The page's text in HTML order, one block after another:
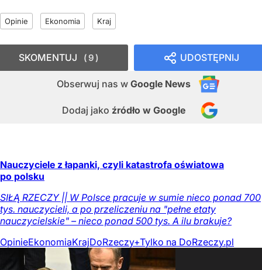
Opinie Ekonomia Kraj
UDOSTĘPNIJ
Obserwuj nas w Google News
Dodaj jako źródło w Google
SKOMENTUJ 9
Nauczyciele z łapanki, czyli katastrofa oświatowa
po polsku
SIŁĄ RZECZY || W Polsce pracuje w sumie nieco ponad 700
tys. nauczycieli, a po przeliczeniu na "pełne etaty
nauczycielskie" – nieco ponad 500 tys. A ilu brakuje?
OpinieEkonomiaKrajDoRzeczy+Tylko na DoRzeczy.pl